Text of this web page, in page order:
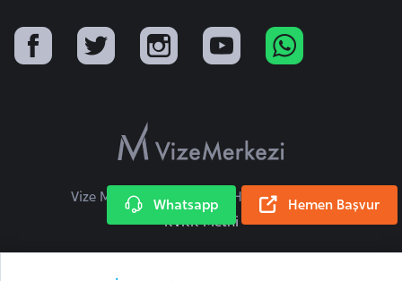
Vize Merkezi © 2026 Tüm Hakları Saklıdır.
KVKK Metni
G
m
Hemen Başvur
Whatsapp